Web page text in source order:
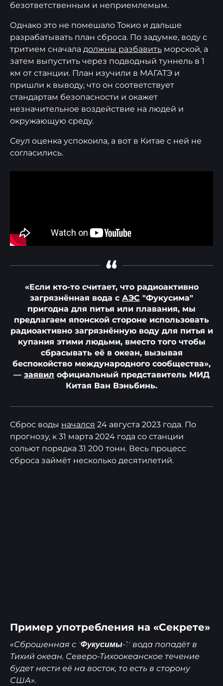
безответственным и неприемлемым.
Однако это не помешало Токио и дальше
разрабатывать план сброса. По задумке, воду с
тритием сначала должны разбавить морской, а
затем выпустить через подводный туннель в 1
км от станции. План изучили в МАГАТЭ и
пришли к выводу, что он соответствует
стандартам безопасности и окажет
незначительное воздействие на людей и
окружающую среду.
Сеул оценка успокоила, а вот в Китае с ней не
согласились.
“
«Если кто-то считает, что радиоактивно
загрязнённая вода с АЭС "Фукусима"
пригодна для питья или плавания, мы
предлагаем японской стороне использовать
радиоактивно загрязнённую воду для питья и
купания этими людьми, вместо того чтобы
сбрасывать её в океан, вызывая
беспокойство международного сообщества»,
— заявил официальный представитель МИД
Китая Ван Вэньбинь.
Сброс воды начался 24 августа 2023 года. По
прогнозу, к 31 марта 2024 года со станции
сольют порядка 31 200 тонн. Весь процесс
сброса займёт несколько десятилетий.
Пример употребления на «Секрете»
«Сброшенная с "Фукусимы-1"вода попадёт в
Тихий океан. Северо-Тихоокеанское течение
будет нести её на восток, то есть в сторону
США».